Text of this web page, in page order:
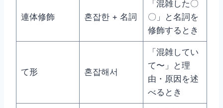
連体修飾 혼잡한 + 名詞
「混雑した〇
〇」と名詞を
修飾するとき
て形 혼잡해서
「混雑してい
て〜」と理
由・原因を述
べるとき